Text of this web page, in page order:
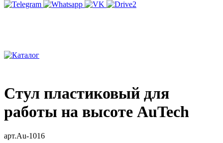
Стул пластиковый для
работы на высоте AuTech
арт.Au-1016